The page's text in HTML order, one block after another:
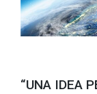
“UNA IDEA